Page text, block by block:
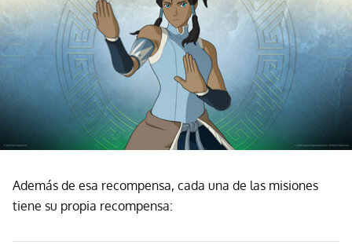
Además de esa recompensa, cada una de las misiones
tiene su propia recompensa: